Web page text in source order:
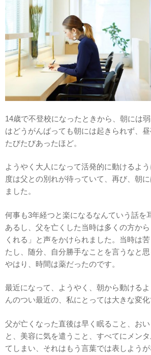
14歳で不登校になったときから、朝には
はどうがんばっても朝には起きられず、昼
たびたびあったほど。
ようやく大人になって活発的に動けるよ
度は父との別れが待っていて、再び、朝
ました。
何事も3年経つと楽になるなんていう話を
あるし、父を亡くした当時は多くの方か
くれる」と声をかけられました。当時は
たし、随分、自分勝手なことを言うなと思
やはり、時間は薬だったのです。
最近になって、ようやく、朝から動ける
んのつい最近の、私にとっては大きな変化
父が亡くなった直後は早く眠ること、お
と、美容に気を遣うこと、すべてにメン
てしまい、それはもう言葉では表しよう